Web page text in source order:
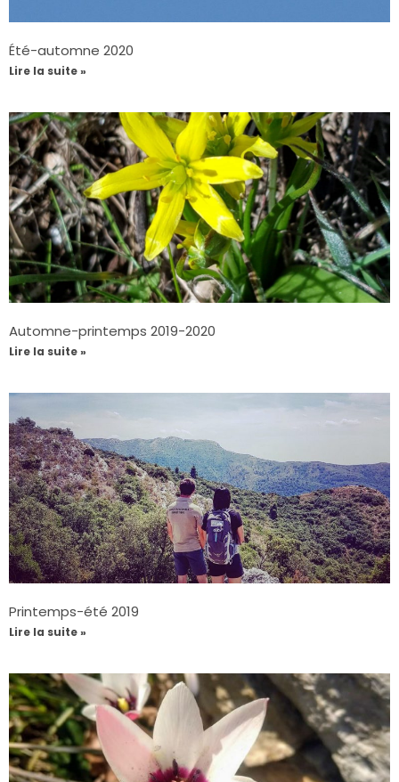
Été-automne 2020
Lire la suite »
Automne-printemps 2019-2020
Lire la suite »
Printemps-été 2019
Lire la suite »